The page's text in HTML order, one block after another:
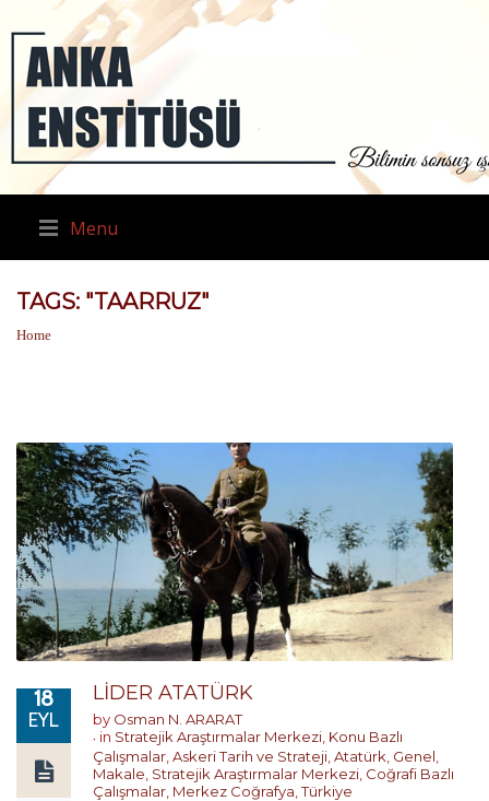
Menu
TAGS: "TAARRUZ"
Home
18
EYL
LİDER ATATÜRK
by Osman N. ARARAT
in Stratejik Araştırmalar Merkezi Konu Bazlı
Çalışmalar Askeri Tarih ve Strateji Atatürk Genel
Makale Stratejik Araştırmalar Merkezi Coğrafi Bazlı
Çalışmalar Merkez Coğrafya ,Türkiye